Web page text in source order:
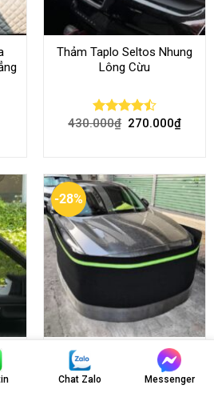
Thảm Taplo Seltos Nhung
Lông Cừu
Rated
430.000₫ 270.000₫
-28%
Quây Chống Chuột Xe Ô Tô
Hàng Cao Cấp Hiệu Quả
Chat Zalo Messenger